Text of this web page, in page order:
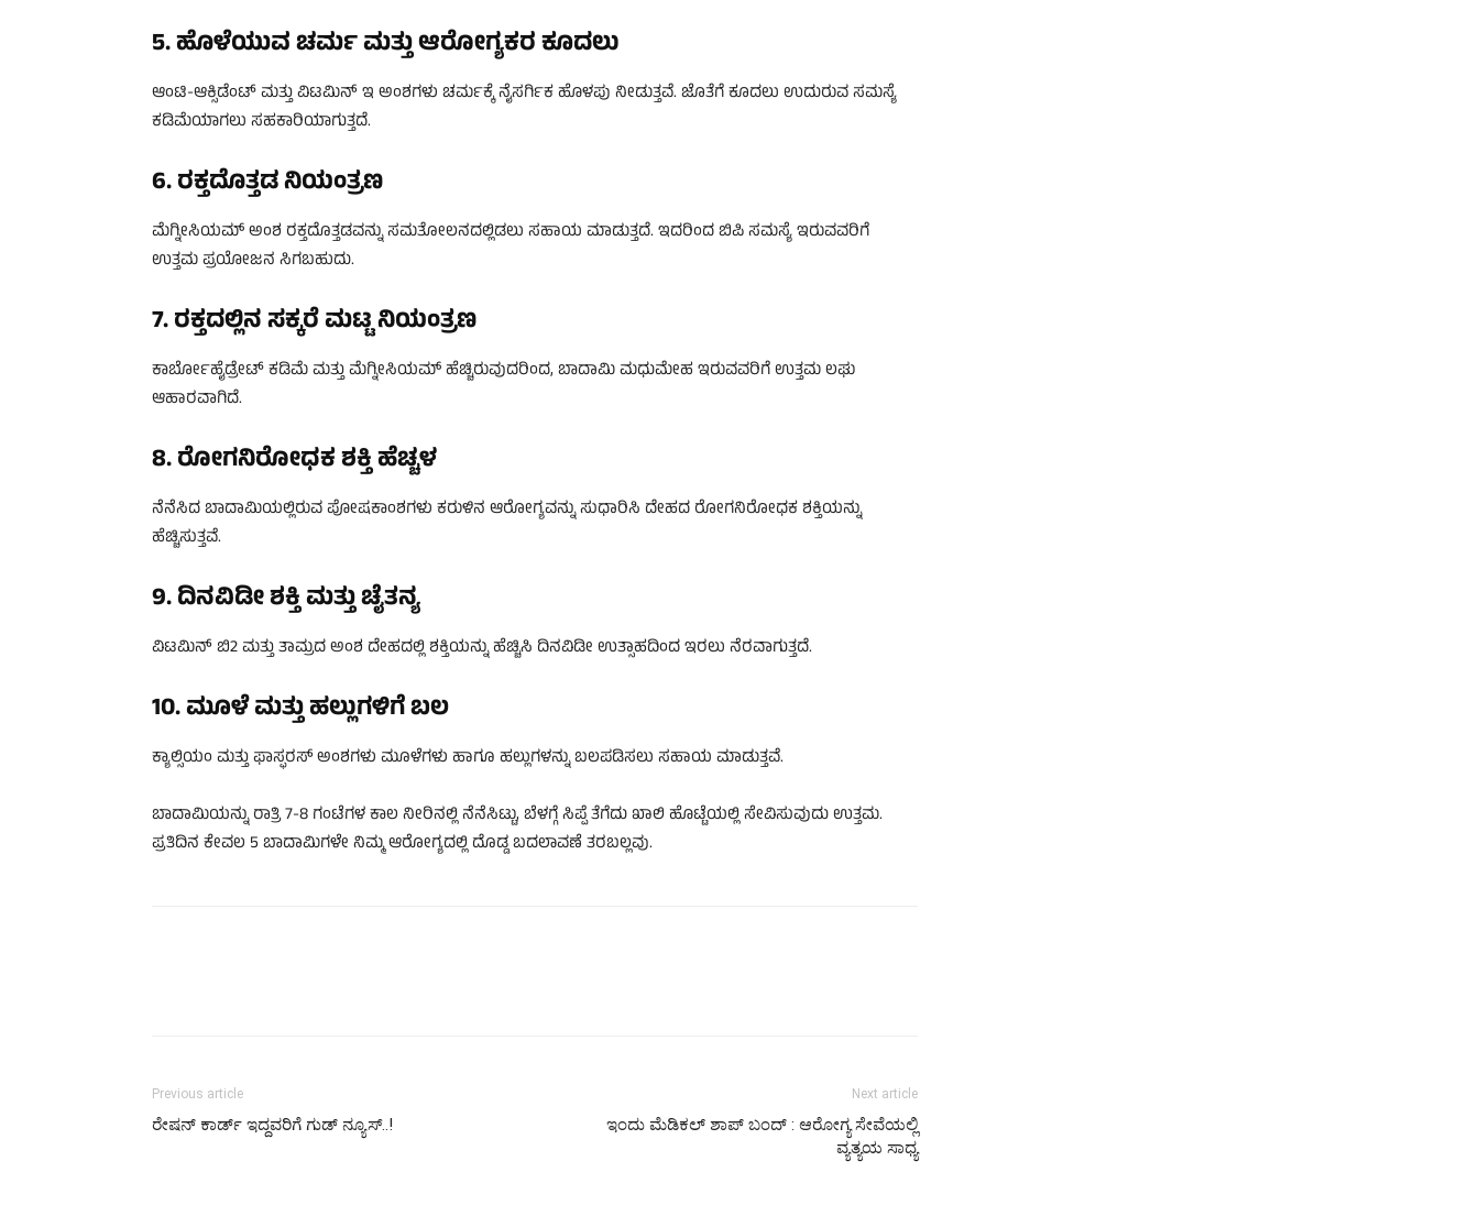
5. ಹೊಳೆಯುವ ಚರ್ಮ ಮತ್ತು ಆರೋಗ್ಯಕರ ಕೂದಲು
ಆಂಟಿ-ಆಕ್ಸಿಡೆಂಟ್ ಮತ್ತು ವಿಟಮಿನ್ ಇ ಅಂಶಗಳು ಚರ್ಮಕ್ಕೆ ನೈಸರ್ಗಿಕ ಹೊಳಪು ನೀಡುತ್ತವೆ. ಜೊತೆಗೆ ಕೂದಲು ಉದುರುವ ಸಮಸ್ಯೆ
ಕಡಿಮೆಯಾಗಲು ಸಹಕಾರಿಯಾಗುತ್ತದೆ.
6. ರಕ್ತದೊತ್ತಡ ನಿಯಂತ್ರಣ
ಮೆಗ್ನೀಸಿಯಮ್ ಅಂಶ ರಕ್ತದೊತ್ತಡವನ್ನು ಸಮತೋಲನದಲ್ಲಿಡಲು ಸಹಾಯ ಮಾಡುತ್ತದೆ. ಇದರಿಂದ ಬಿಪಿ ಸಮಸ್ಯೆ ಇರುವವರಿಗೆ
ಉತ್ತಮ ಪ್ರಯೋಜನ ಸಿಗಬಹುದು.
7. ರಕ್ತದಲ್ಲಿನ ಸಕ್ಕರೆ ಮಟ್ಟ ನಿಯಂತ್ರಣ
ಕಾರ್ಬೋಹೈಡ್ರೇಟ್ ಕಡಿಮೆ ಮತ್ತು ಮೆಗ್ನೀಸಿಯಮ್ ಹೆಚ್ಚಿರುವುದರಿಂದ, ಬಾದಾಮಿ ಮಧುಮೇಹ ಇರುವವರಿಗೆ ಉತ್ತಮ ಲಘು
ಆಹಾರವಾಗಿದೆ.
8. ರೋಗನಿರೋಧಕ ಶಕ್ತಿ ಹೆಚ್ಚಳ
ನೆನೆಸಿದ ಬಾದಾಮಿಯಲ್ಲಿರುವ ಪೋಷಕಾಂಶಗಳು ಕರುಳಿನ ಆರೋಗ್ಯವನ್ನು ಸುಧಾರಿಸಿ ದೇಹದ ರೋಗನಿರೋಧಕ ಶಕ್ತಿಯನ್ನು
ಹೆಚ್ಚಿಸುತ್ತವೆ.
9. ದಿನವಿಡೀ ಶಕ್ತಿ ಮತ್ತು ಚೈತನ್ಯ
ವಿಟಮಿನ್ ಬಿ2 ಮತ್ತು ತಾಮ್ರದ ಅಂಶ ದೇಹದಲ್ಲಿ ಶಕ್ತಿಯನ್ನು ಹೆಚ್ಚಿಸಿ ದಿನವಿಡೀ ಉತ್ಸಾಹದಿಂದ ಇರಲು ನೆರವಾಗುತ್ತದೆ.
10. ಮೂಳೆ ಮತ್ತು ಹಲ್ಲುಗಳಿಗೆ ಬಲ
ಕ್ಯಾಲ್ಸಿಯಂ ಮತ್ತು ಫಾಸ್ಫರಸ್ ಅಂಶಗಳು ಮೂಳೆಗಳು ಹಾಗೂ ಹಲ್ಲುಗಳನ್ನು ಬಲಪಡಿಸಲು ಸಹಾಯ ಮಾಡುತ್ತವೆ.
ಬಾದಾಮಿಯನ್ನು ರಾತ್ರಿ 7-8 ಗಂಟೆಗಳ ಕಾಲ ನೀರಿನಲ್ಲಿ ನೆನೆಸಿಟ್ಟು, ಬೆಳಗ್ಗೆ ಸಿಪ್ಪೆ ತೆಗೆದು ಖಾಲಿ ಹೊಟ್ಟೆಯಲ್ಲಿ ಸೇವಿಸುವುದು ಉತ್ತಮ.
ಪ್ರತಿದಿನ ಕೇವಲ 5 ಬಾದಾಮಿಗಳೇ ನಿಮ್ಮ ಆರೋಗ್ಯದಲ್ಲಿ ದೊಡ್ಡ ಬದಲಾವಣೆ ತರಬಲ್ಲವು.
Previous article
ರೇಷನ್ ಕಾರ್ಡ್ ಇದ್ದವರಿಗೆ ಗುಡ್ ನ್ಯೂಸ್..!
Next article
ಇಂದು ಮೆಡಿಕಲ್ ಶಾಪ್ ಬಂದ್ : ಆರೋಗ್ಯ ಸೇವೆಯಲ್ಲಿ
ವ್ಯತ್ಯಯ ಸಾಧ್ಯ